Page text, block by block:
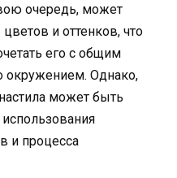
очередь, может
и оттенков, что
его с общим
окружением. Однако,
может быть
и процесса